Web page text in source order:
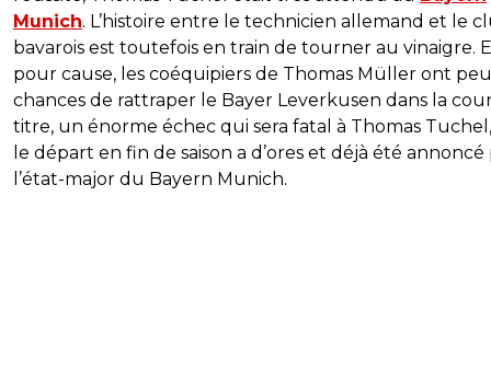
Munich. L’histoire entre le technicien allemand et le
bavarois est toutefois en train de tourner au vinaigre.
pour cause, les coéquipiers de Thomas Müller ont
chances de rattraper le Bayer Leverkusen dans la
titre, un énorme échec qui sera fatal à Thomas
le départ en fin de saison a d’ores et déjà été annoncé
l’état-major du Bayern Munich.